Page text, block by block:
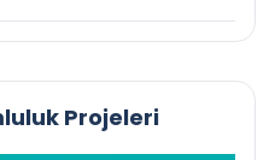
Projeleri